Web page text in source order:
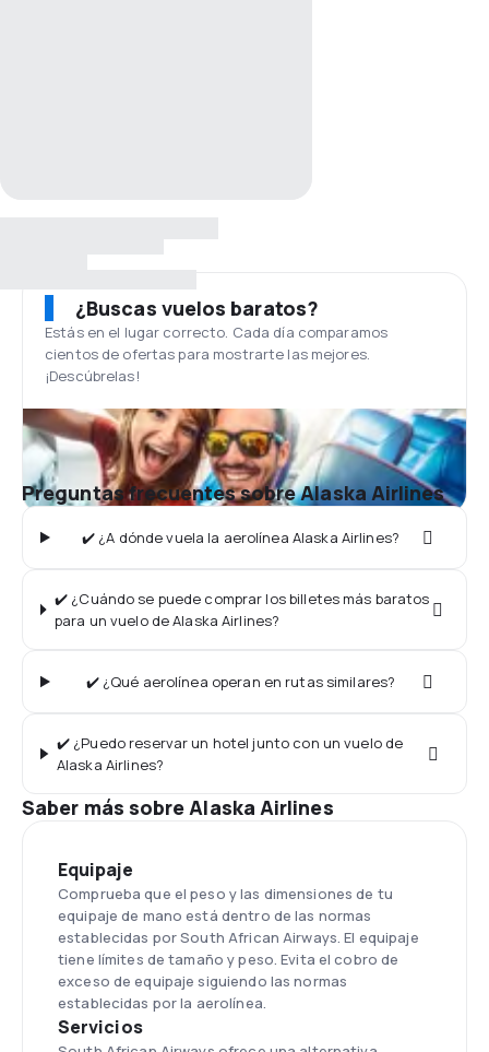
¿Buscas vuelos baratos?
Estás en el lugar correcto. Cada día comparamos
cientos de ofertas para mostrarte las mejores.
¡Descúbrelas!
Preguntas frecuentes sobre Alaska Airlines
✔️ ¿A dónde vuela la aerolínea Alaska Airlines?
✔️ ¿Cuándo se puede comprar los billetes más baratos
para un vuelo de Alaska Airlines?
✔️ ¿Qué aerolínea operan en rutas similares?
✔️ ¿Puedo reservar un hotel junto con un vuelo de
Alaska Airlines?
Saber más sobre Alaska Airlines
Equipaje
Comprueba que el peso y las dimensiones de tu
equipaje de mano está dentro de las normas
establecidas por South African Airways. El equipaje
tiene límites de tamaño y peso. Evita el cobro de
exceso de equipaje siguiendo las normas
establecidas por la aerolínea.
Servicios